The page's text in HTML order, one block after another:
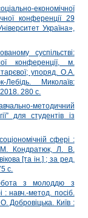
економічної
конференції 29
Україна»,
суспільстві:
конференції, м.
упоряд. О.А.
Миколаїв:
280 с.
методичний
для студентів із
сфері :
Кондратюк, Л. В.
[та ін.] ; за ред.
с.
з молоддю з
: навч.-метод. посіб.
Добровіцька. Київ :